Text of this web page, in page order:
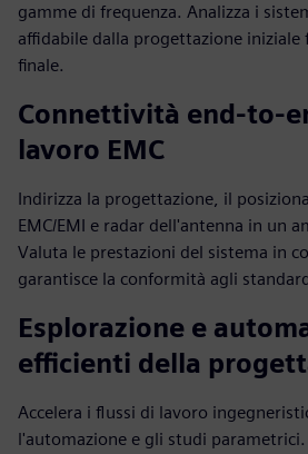
gamme di frequenza. Analizza i
affidabile dalla progettazione iniziale
finale.
Connettività end-to-
lavoro EMC
Indirizza la progettazione, il
EMC/EMI e radar dell'antenna in un
Valuta le prestazioni del sistema in
garantisce la conformità agli
Esplorazione e
efficienti della
Accelera i flussi di lavoro
l'automazione e gli studi parametrici.